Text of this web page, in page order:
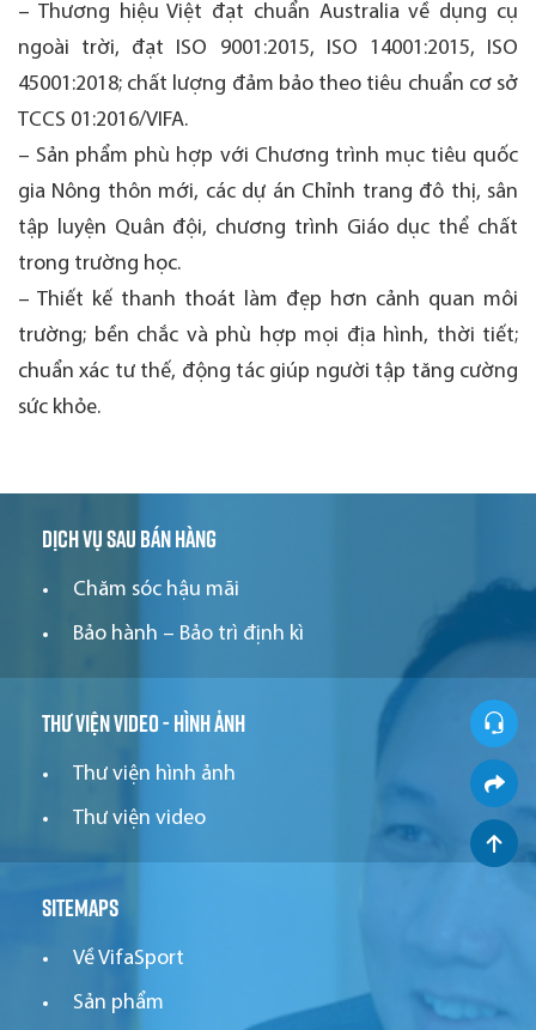
– Thương hiệu Việt đạt chuẩn Australia về dụng cụ
ngoài trời, đạt ISO 9001:2015, ISO 14001:2015, ISO
45001:2018; chất lượng đảm bảo theo tiêu chuẩn cơ sở
TCCS 01:2016/VIFA.
– Sản phẩm phù hợp với Chương trình mục tiêu quốc
gia Nông thôn mới, các dự án Chỉnh trang đô thị, sân
tập luyện Quân đội, chương trình Giáo dục thể chất
trong trường học.
– Thiết kế thanh thoát làm đẹp hơn cảnh quan môi
trường; bền chắc và phù hợp mọi địa hình, thời tiết;
chuẩn xác tư thế, động tác giúp người tập tăng cường
sức khỏe.
Dịch vụ sau bán hàng
Chăm sóc hậu mãi
Bảo hành – Bảo trì định kì
Thư viện video - hình ảnh
Thư viện hình ảnh
Thư viện video
Sitemaps
Về VifaSport
Sản phẩm